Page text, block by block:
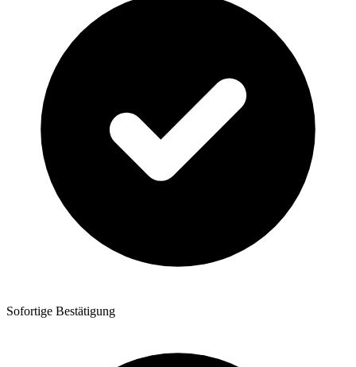
Sofortige Bestätigung